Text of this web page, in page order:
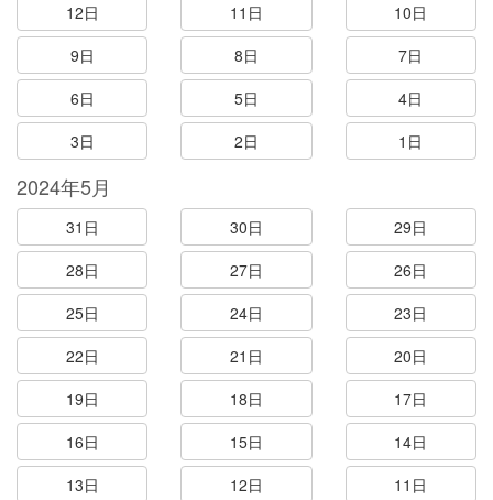
12日
11日
10日
9日
8日
7日
6日
5日
4日
3日
2日 1日
2024年5月
31日 30日
29日
28日
27日
26日
25日
24日
23日
22日
21日
20日
19日
18日
17日
16日
15日
14日
13日
12日
11日